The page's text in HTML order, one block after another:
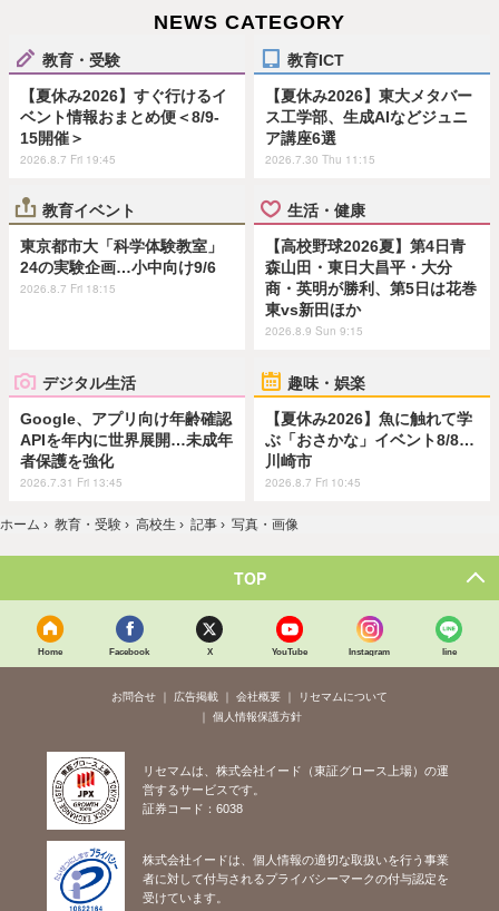
NEWS CATEGORY
教育・受験
【夏休み2026】すぐ行けるイ
ベント情報おまとめ便＜8/9-
15開催＞
2026.8.7 Fri 19:45
教育ICT
【夏休み2026】東大メタバー
ス工学部、生成AIなどジュニ
ア講座6選
2026.7.30 Thu 11:15
教育イベント
東京都市大「科学体験教室」
24の実験企画…小中向け9/6
2026.8.7 Fri 18:15
生活・健康
【高校野球2026夏】第4日青
森山田・東日大昌平・大分
商・英明が勝利、第5日は花巻
東vs新田ほか
2026.8.9 Sun 9:15
デジタル生活
Google、アプリ向け年齢確認
APIを年内に世界展開…未成年
者保護を強化
2026.7.31 Fri 13:45
趣味・娯楽
【夏休み2026】魚に触れて学
ぶ「おさかな」イベント8/8…
川崎市
2026.8.7 Fri 10:45
ホーム › 教育・受験 › 高校生 › 記事 › 写真・画像
TOP
Home Facebook X YouTube Instagram line
お問合せ 広告掲載 会社概要
リセマムについて
個人情報保護方針
リセマムは、株式会社イード（東証グロース上場）の運
営するサービスです。
証券コード：6038
株式会社イードは、個人情報の適切な取扱いを行う事業
者に対して付与されるプライバシーマークの付与認定を
受けています。